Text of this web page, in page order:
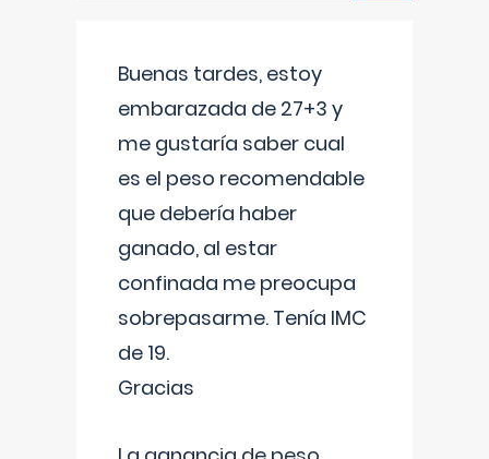
Buenas tardes, estoy
embarazada de 27+3 y
me gustaría saber cual
es el peso recomendable
que debería haber
ganado, al estar
confinada me preocupa
sobrepasarme. Tenía IMC
de 19.
Gracias